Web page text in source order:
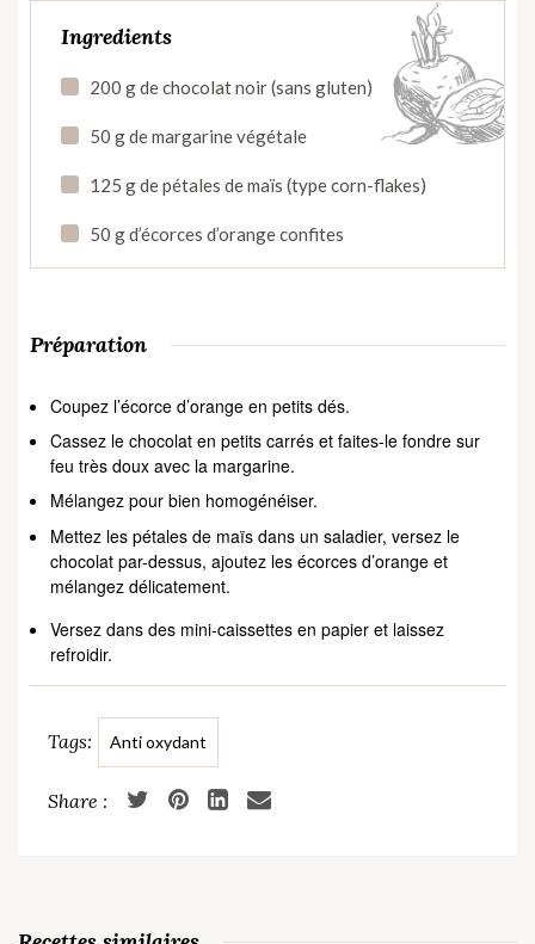
Ingredients
200 g de chocolat noir (sans gluten)
50 g de margarine végétale
125 g de pétales de maïs (type corn-flakes)
50 g d’écorces d’orange confites
Préparation
Coupez l’écorce d’orange en petits dés.
Cassez le chocolat en petits carrés et faites-le fondre sur
feu très doux avec la margarine.
Mélangez pour bien homogénéiser.
Mettez les pétales de maïs dans un saladier, versez le
chocolat par-dessus, ajoutez les écorces d’orange et
mélangez délicatement.
Versez dans des mini-caissettes en papier et laissez
refroidir.
Tags: Anti oxydant